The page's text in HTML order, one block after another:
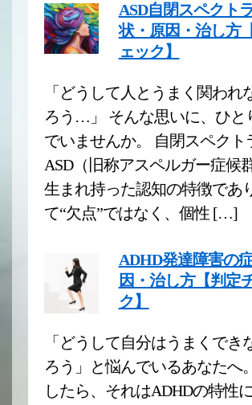
ASD自閉スペクト
状・原因・治し方
ェック】
「どうして人とうまく関われ
ろう…」 そんな思いに、ひと
でいませんか。 自閉スペクト
ASD（旧称アスペルガー症候
生まれ持った認知の特徴であ
て“欠点”ではなく、個性 […]
ADHD発達障害の
因・治し方【判定
ク】
「どうして自分はうまくでき
ろう」と悩んでいるあなたへ
したら、それはADHDの特性